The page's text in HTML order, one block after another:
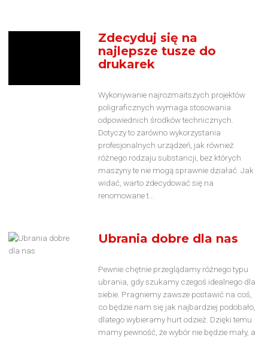
Zdecyduj się na
najlepsze tusze do
drukarek
Wykonywanie najrozmaitszych projektów
poligraficznych wymaga stosowania
odpowiednich środków technicznych.
Dotyczy to zarówno wykorzystania
profesjonalnych urządzeń, jak również
różnego rodzaju substancji, bez których
maszyny te nie mogą sprawnie działać. Jak
widać, warto zdecydować się na
renomowane t...
Ubrania dobre dla nas
Pewnie chętnie przeglądamy różnego typu
ubrania, gdy szukamy czegoś idealnego dla
siebie. Pragniemy zawsze postawić na coś,
co będzie nam się jak najbardziej podobało,
dlatego wybieramy hurt odzież. Dzięki temu
mamy pewność, że wybór nie będzie mały, a